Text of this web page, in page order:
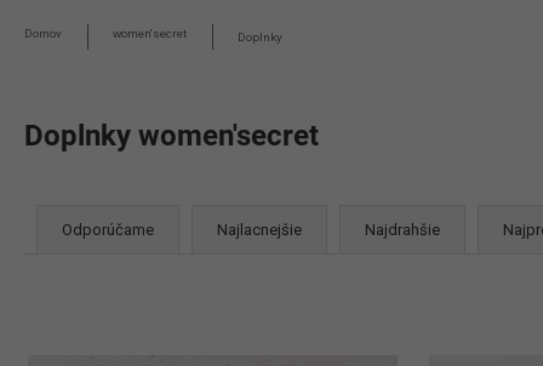
Domov women'secret Doplnky
Doplnky women'secret
Odporúčame Najlacnejšie Najdrahšie